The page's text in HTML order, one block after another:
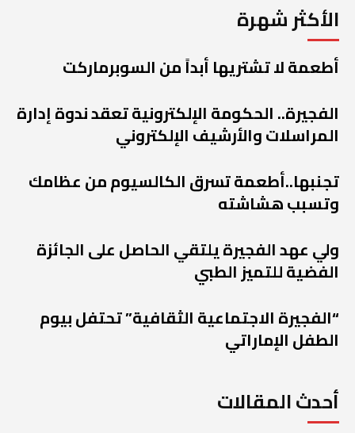
الأكثر شهرة
أطعمة لا تشتريها أبداً من السوبرماركت
الفجيرة.. الحكومة الإلكترونية تعقد ندوة إدارة
المراسلات والأرشيف الإلكتروني
تجنبها..أطعمة تسرق الكالسيوم من عظامك
وتسبب هشاشته
ولي عهد الفجيرة يلتقي الحاصل على الجائزة
الفضية للتميز الطبي
“الفجيرة الاجتماعية الثقافية” تحتفل بيوم
الطفل الإماراتي
أحدث المقالات